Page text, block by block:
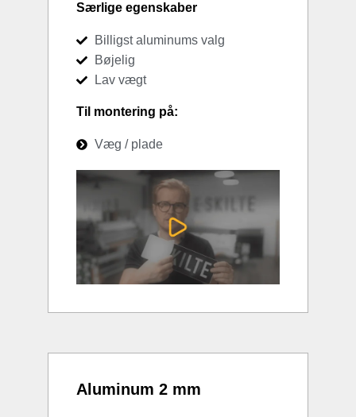
Særlige egenskaber
Billigst aluminums valg
Bøjelig
Lav vægt
Til montering på:
Væg / plade
Aluminum 2 mm